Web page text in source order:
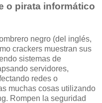
o pirata informático
negro (del inglés,
crackers muestran sus
sistemas de
servidores,
redes o
muchas cosas utilizando
Rompen la seguridad